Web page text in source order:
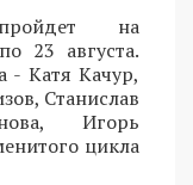
на
23 августа.
- Катя Качур,
Станислав
Игорь
цикла